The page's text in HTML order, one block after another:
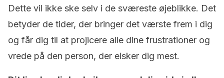
Dette vil ikke ske selv i de sværeste øjeblikke. Det
betyder de tider, der bringer det værste frem i dig
og får dig til at projicere alle dine frustrationer og
vrede på den person, der elsker dig mest.